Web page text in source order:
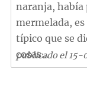
naranja, había
mermelada,
típico que se
cosas...
publicado el